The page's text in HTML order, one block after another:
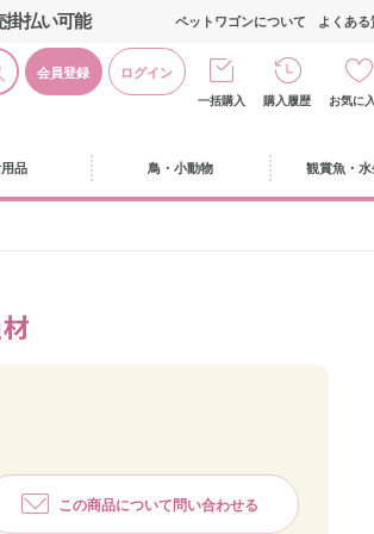
掛払い可能
会員登録 ログイン
ペットワゴンについて よくある
一括購入 購入履歴 お気に
品 鳥・小動物 観賞魚・
この商品について問い合わせる